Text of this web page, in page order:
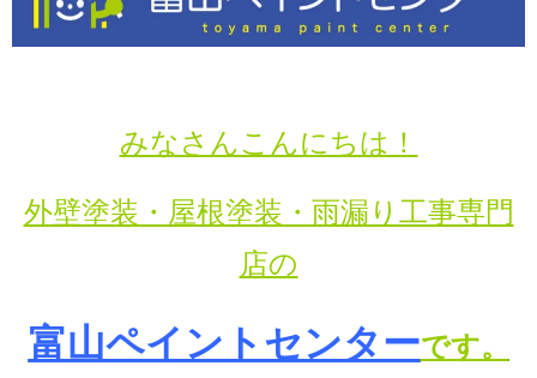
みなさんこんにちは！
外壁塗装・屋根塗装・雨漏り工事専門
店の
富山ペイントセンターです。